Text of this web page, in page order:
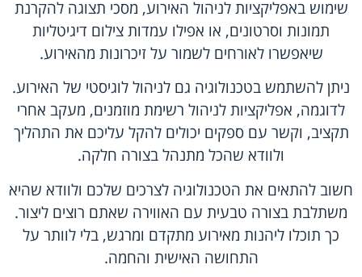
שימוש באפליקציות לניהול האירוע, מסכי תצוגה להקרנת
תמונות וסרטונים, או אפילו עמדות צילום דיגיטליות
שיאפשרו לאורחים לשמור על זיכרונות מהאירוע.
ניתן להשתמש בטכנולוגיה גם לניהול לוגיסטי של האירוע.
לדוגמה, אפליקציות לניהול רשימת מוזמנים, מעקב אחרי
תקציב, וקשר עם ספקים יכולים להקל עליכם את התהליך
ולוודא שהכל מתנהל בצורה חלקה.
חשוב להתאים את הטכנולוגיה לצרכים שלכם ולוודא שהיא
משתלבת בצורה טבעית עם האווירה שאתם רוצים ליצור.
כך תוכלו ליהנות מאירוע מתקדם ומרגש, בלי לוותר על
התחושה האישית והחמה.